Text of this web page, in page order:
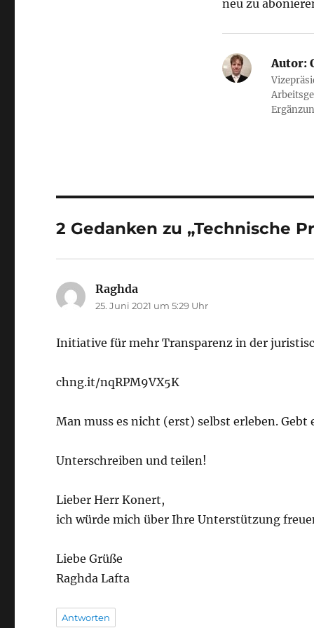
neu zu
Autor:
2 Gedanken zu „Technische
Raghda
25. Juni 2021 um 5:29 Uhr
Initiative für mehr Transparenz in der
chng.it/nqRPM9VX5K
Man muss es nicht (erst) selbst erleben.
Unterschreiben und teilen!
Lieber Herr Konert,
ich würde mich über Ihre Unterstützung
Liebe Grüße
Raghda Lafta
Antworten